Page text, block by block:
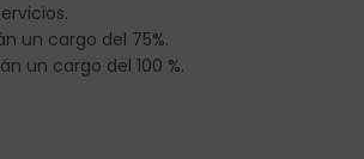
un cargo del 75%.
un cargo del 100 %.